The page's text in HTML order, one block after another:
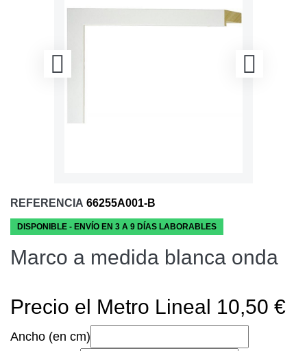
REFERENCIA 66255A001-B
DISPONIBLE - ENVÍO EN 3 A 9 DÍAS LABORABLES
Marco a medida blanca onda
Precio el Metro Lineal 10,50 €
Ancho (en cm)